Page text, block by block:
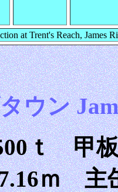
at Trent's Reach, James
ウン
ｔ 甲
ｍ 主